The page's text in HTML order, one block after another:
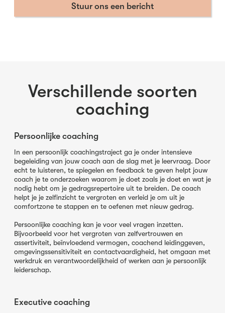
Stuur ons een bericht
Verschillende soorten
coaching
Persoonlijke coaching
In een persoonlijk coachingstraject ga je onder intensieve
begeleiding van jouw coach aan de slag met je leervraag. Door
echt te luisteren, te spiegelen en feedback te geven helpt jouw
coach je te onderzoeken waarom je doet zoals je doet en wat je
nodig hebt om je gedragsrepertoire uit te breiden. De coach
helpt je je zelfinzicht te vergroten en verleid je om uit je
comfortzone te stappen en te oefenen met nieuw gedrag.
Persoonlijke coaching kan je voor veel vragen inzetten.
Bijvoorbeeld voor het vergroten van zelfvertrouwen en
assertiviteit, beïnvloedend vermogen, coachend leidinggeven,
omgevingssensitiviteit en contactvaardigheid, het omgaan met
werkdruk en verantwoordelijkheid of werken aan je persoonlijk
leiderschap.
Executive coaching